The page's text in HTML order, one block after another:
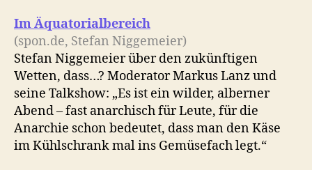
Im Äquatorialbereich
(spon.de, Stefan Niggemeier)
Stefan Niggemeier über den zukünftigen
Wetten, dass…? Moderator Markus Lanz und
seine Talkshow: „Es ist ein wilder, alberner
Abend – fast anarchisch für Leute, für die
Anarchie schon bedeutet, dass man den Käse
im Kühlschrank mal ins Gemüsefach legt.“